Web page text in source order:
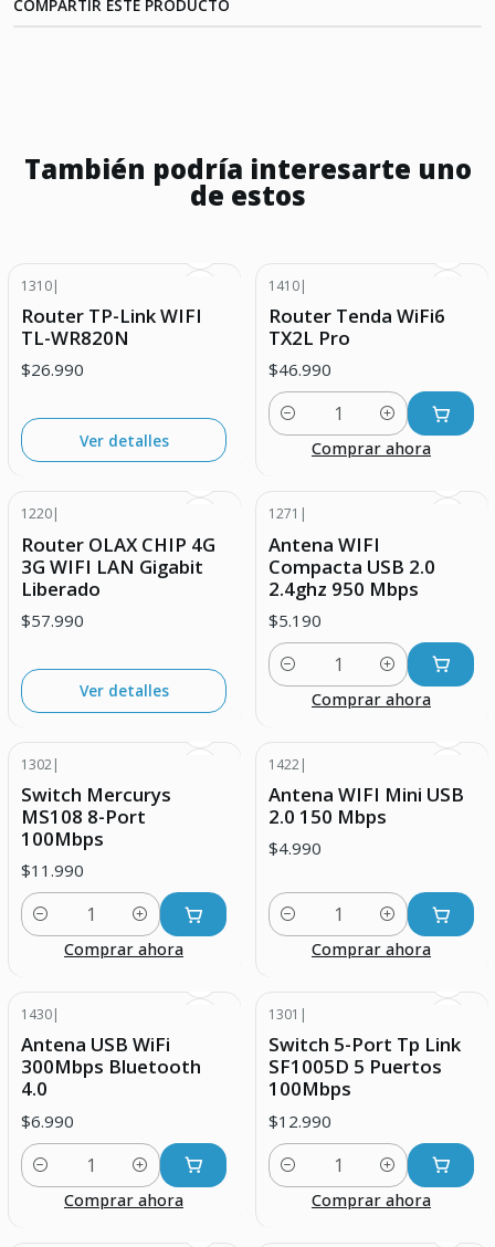
COMPARTIR ESTE PRODUCTO
También podría interesarte uno
de estos
1310|
Router TP-Link WIFI
TL-WR820N
$26.990
Ver detalles
1410|
Router Tenda WiFi6
TX2L Pro
$46.990
Cantidad
Comprar ahora
1220|
Router OLAX CHIP 4G
3G WIFI LAN Gigabit
Liberado
$57.990
Ver detalles
1271 |
Antena WIFI
Compacta USB 2.0
2.4ghz 950 Mbps
$5.190
Cantidad
Comprar ahora
1302|
Switch Mercurys
MS108 8-Port
100Mbps
$11.990
Cantidad
Comprar ahora
1422|
Antena WIFI Mini USB
2.0 150 Mbps
$4.990
Cantidad
Comprar ahora
1430|
Antena USB WiFi
300Mbps Bluetooth
4.0
$6.990
Cantidad
Comprar ahora
1301 |
Switch 5-Port Tp Link
SF1005D 5 Puertos
100Mbps
$12.990
Cantidad
Comprar ahora